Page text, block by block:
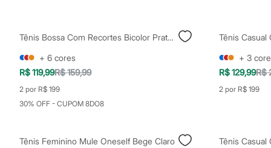
Moda íntima
Meias
Pijamas
Moda praia
Personagens
Plus size
Casacos e Jaquetas
Tênis Bossa Com Recortes Bicolor Prateado
+ 6 cores
R$ 119,99R$ 159,99
2 por R$ 199
30% OFF - CUPOM 8DO8
+ 3
R$ 129,99R$
2 por R$ 199
Tênis Feminino Mule Oneself Bege Claro
Tênis Casual